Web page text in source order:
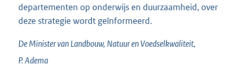
departementen op onderwijs en duurzaamheid, over
deze strategie wordt geïnformeerd.
De Minister van Landbouw, Natuur en Voedselkwaliteit,
P.Adema